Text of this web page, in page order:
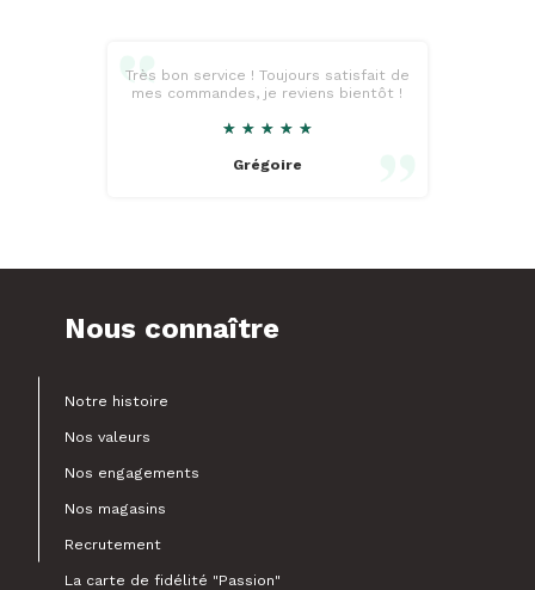
Très bon service ! Toujours satisfait de
mes commandes, je reviens bientôt !
★ ★ ★ ★ ★
★ ★ ★ ★ ★
Grégoire
Nous connaître
Notre histoire
Nos valeurs
Nos engagements
Nos magasins
Recrutement
La carte de fidélité "Passion"